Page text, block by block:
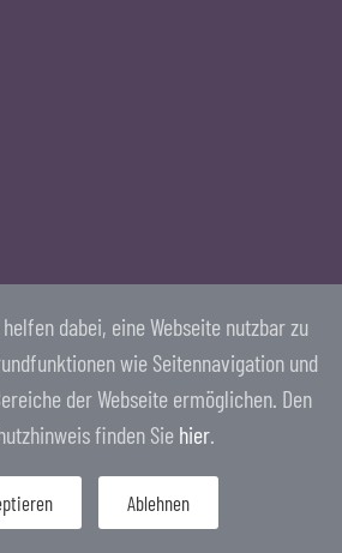
dabei, eine Webseite nutzbar zu
wie Seitennavigation und
der Webseite ermöglichen. Den
finden Sie hier.
Ablehnen